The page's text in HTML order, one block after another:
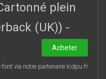
plein
(UK)) -
Acheter
via notre partenaire lcdpu.fr